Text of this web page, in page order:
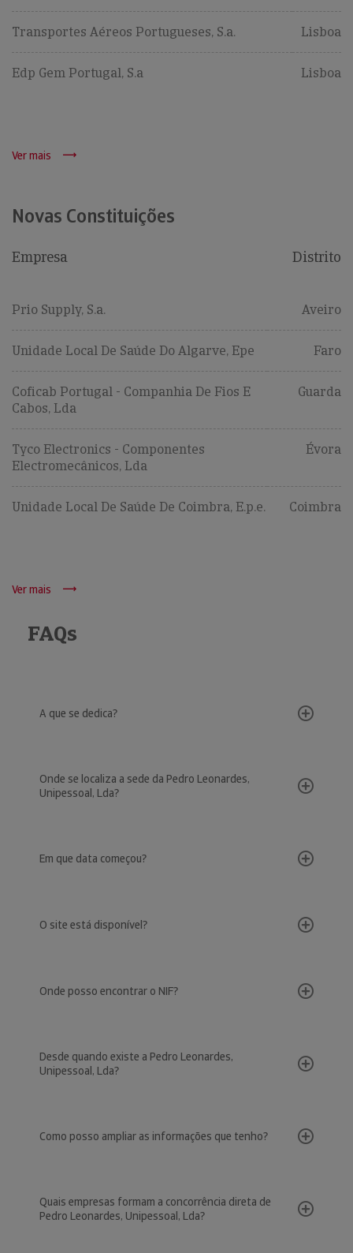
Transportes Aéreos Portugueses, S.a. Lisboa
Edp Gem Portugal, S.a Lisboa
Ver mais
Novas Constituições
Empresa Distrito
Prio Supply, S.a. Aveiro
Unidade Local De Saúde Do Algarve, Epe Faro
Coficab Portugal - Companhia De Fios E
Cabos, Lda
Guarda
Tyco Electronics - Componentes
Electromecânicos, Lda
Évora
Unidade Local De Saúde De Coimbra, E.p.e. Coimbra
Ver mais
FAQs
A que se dedica?
Onde se localiza a sede da Pedro Leonardes,
Unipessoal, Lda?
Em que data começou?
O site está disponível?
Onde posso encontrar o NIF?
Desde quando existe a Pedro Leonardes,
Unipessoal, Lda?
Como posso ampliar as informações que tenho?
Quais empresas formam a concorrência direta de
Pedro Leonardes, Unipessoal, Lda?